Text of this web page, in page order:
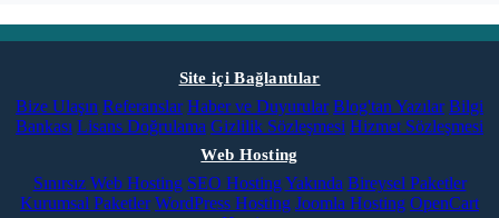
Site içi Bağlantılar
Bize Ulaşın Referanslar Haber ve Duyurular Blog'tan Yazılar Bilgi
Bankası Lisans Doğrulama Gizlilik Sözleşmesi Hizmet Sözleşmesi
Web Hosting
Sınırsız Web Hosting SEO Hosting Yakında Bireysel Paketler
Kurumsal Paketler WordPress Hosting Joomla Hosting OpenCart